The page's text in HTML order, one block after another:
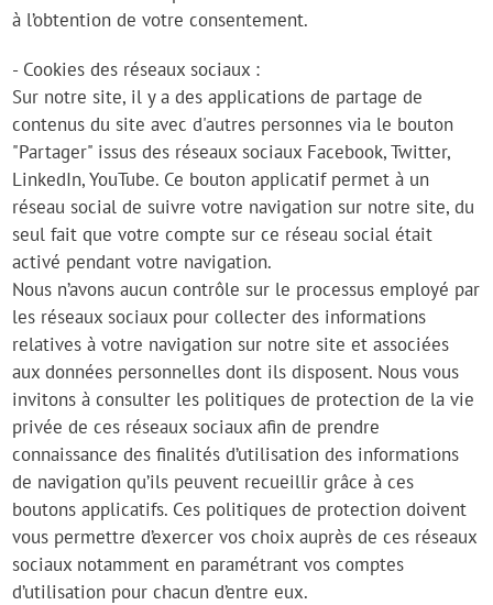
à l’obtention de votre consentement.
- Cookies des réseaux sociaux :
Sur notre site, il y a des applications de partage de
contenus du site avec d'autres personnes via le bouton
"Partager" issus des réseaux sociaux Facebook, Twitter,
LinkedIn, YouTube. Ce bouton applicatif permet à un
réseau social de suivre votre navigation sur notre site, du
seul fait que votre compte sur ce réseau social était
activé pendant votre navigation.
Nous n’avons aucun contrôle sur le processus employé par
les réseaux sociaux pour collecter des informations
relatives à votre navigation sur notre site et associées
aux données personnelles dont ils disposent. Nous vous
invitons à consulter les politiques de protection de la vie
privée de ces réseaux sociaux afin de prendre
connaissance des finalités d’utilisation des informations
de navigation qu’ils peuvent recueillir grâce à ces
boutons applicatifs. Ces politiques de protection doivent
vous permettre d’exercer vos choix auprès de ces réseaux
sociaux notamment en paramétrant vos comptes
d’utilisation pour chacun d’entre eux.